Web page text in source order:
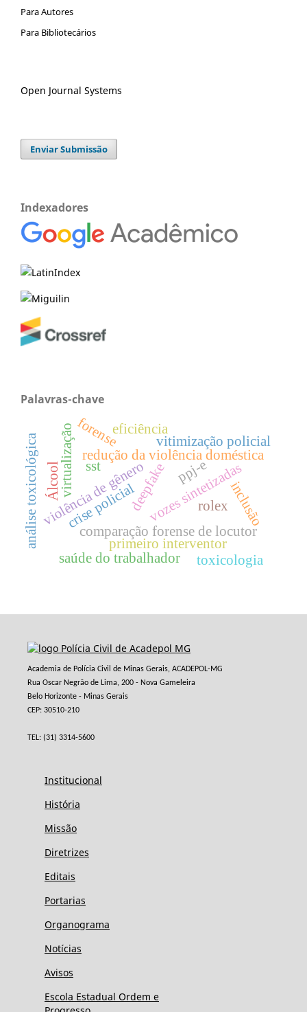
Para Autores
Para Bibliotecários
Open Journal Systems
Enviar Submissão
Indexadores
Palavras-chave
violência de gênero
redução da violência doméstica
vozes sintetizadas
comparação forense de locutor
deepfake
primeiro interventor
crise policial
saúde do trabalhador
sst
vitimização policial
virtualização ppj-e
eficiência
análise toxicológica inclusão
toxicologia
Álcool
forense
rolex
Academia de Polícia Civil de Minas Gerais, ACADEPOL-MG
Rua Oscar Negrão de Lima, 200 - Nova Gameleira
Belo Horizonte - Minas Gerais
CEP: 30510-210
TEL: (31) 3314-5600
Institucional
História
Missão
Diretrizes
Editais
Portarias
Organograma
Notícias
Avisos
Escola Estadual Ordem e